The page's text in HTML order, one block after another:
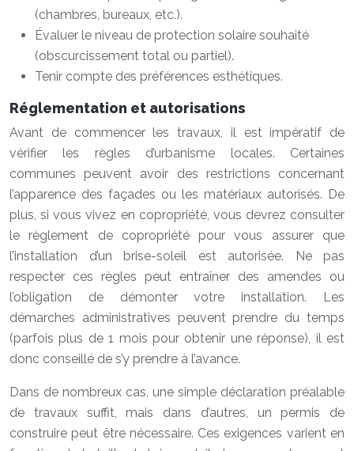
(chambres, bureaux, etc.).
Évaluer le niveau de protection solaire souhaité
(obscurcissement total ou partiel).
Tenir compte des préférences esthétiques.
Réglementation et autorisations
Avant de commencer les travaux, il est impératif de
vérifier les règles d’urbanisme locales. Certaines
communes peuvent avoir des restrictions concernant
l’apparence des façades ou les matériaux autorisés. De
plus, si vous vivez en copropriété, vous devrez consulter
le règlement de copropriété pour vous assurer que
l’installation d’un brise-soleil est autorisée. Ne pas
respecter ces règles peut entraîner des amendes ou
l’obligation de démonter votre installation. Les
démarches administratives peuvent prendre du temps
(parfois plus de 1 mois pour obtenir une réponse), il est
donc conseillé de s’y prendre à l’avance.
Dans de nombreux cas, une simple déclaration préalable
de travaux suffit, mais dans d’autres, un permis de
construire peut être nécessaire. Ces exigences varient en